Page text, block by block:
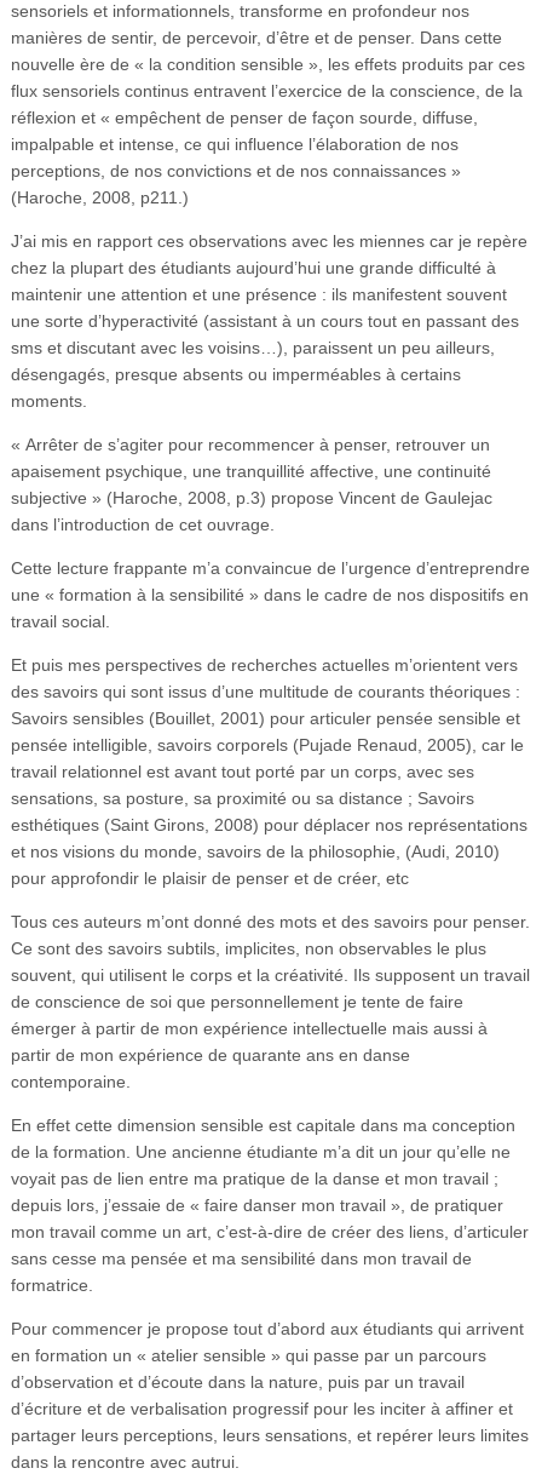
sensoriels et informationnels, transforme en profondeur nos
manières de sentir, de percevoir, d’être et de penser. Dans cette
nouvelle ère de « la condition sensible », les effets produits par ces
flux sensoriels continus entravent l’exercice de la conscience, de la
réflexion et « empêchent de penser de façon sourde, diffuse,
impalpable et intense, ce qui influence l’élaboration de nos
perceptions, de nos convictions et de nos connaissances »
(Haroche, 2008, p211.)
J’ai mis en rapport ces observations avec les miennes car je repère
chez la plupart des étudiants aujourd’hui une grande difficulté à
maintenir une attention et une présence : ils manifestent souvent
une sorte d’hyperactivité (assistant à un cours tout en passant des
sms et discutant avec les voisins…), paraissent un peu ailleurs,
désengagés, presque absents ou imperméables à certains
moments.
« Arrêter de s’agiter pour recommencer à penser, retrouver un
apaisement psychique, une tranquillité affective, une continuité
subjective » (Haroche, 2008, p.3) propose Vincent de Gaulejac
dans l’introduction de cet ouvrage.
Cette lecture frappante m’a convaincue de l’urgence d’entreprendre
une « formation à la sensibilité » dans le cadre de nos dispositifs en
travail social.
Et puis mes perspectives de recherches actuelles m’orientent vers
des savoirs qui sont issus d’une multitude de courants théoriques :
Savoirs sensibles (Bouillet, 2001) pour articuler pensée sensible et
pensée intelligible, savoirs corporels (Pujade Renaud, 2005), car le
travail relationnel est avant tout porté par un corps, avec ses
sensations, sa posture, sa proximité ou sa distance ; Savoirs
esthétiques (Saint Girons, 2008) pour déplacer nos représentations
et nos visions du monde, savoirs de la philosophie, (Audi, 2010)
pour approfondir le plaisir de penser et de créer, etc
Tous ces auteurs m’ont donné des mots et des savoirs pour penser.
Ce sont des savoirs subtils, implicites, non observables le plus
souvent, qui utilisent le corps et la créativité. Ils supposent un travail
de conscience de soi que personnellement je tente de faire
émerger à partir de mon expérience intellectuelle mais aussi à
partir de mon expérience de quarante ans en danse
contemporaine.
En effet cette dimension sensible est capitale dans ma conception
de la formation. Une ancienne étudiante m’a dit un jour qu’elle ne
voyait pas de lien entre ma pratique de la danse et mon travail ;
depuis lors, j’essaie de « faire danser mon travail », de pratiquer
mon travail comme un art, c’est-à-dire de créer des liens, d’articuler
sans cesse ma pensée et ma sensibilité dans mon travail de
formatrice.
Pour commencer je propose tout d’abord aux étudiants qui arrivent
en formation un « atelier sensible » qui passe par un parcours
d’observation et d’écoute dans la nature, puis par un travail
d’écriture et de verbalisation progressif pour les inciter à affiner et
partager leurs perceptions, leurs sensations, et repérer leurs limites
dans la rencontre avec autrui.